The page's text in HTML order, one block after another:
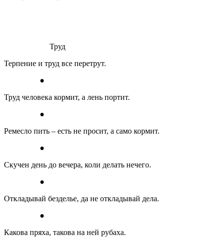
Труд
Терпение и труд все перетрут.
●
Труд человека кормит, а лень портит.
●
Ремесло пить – есть не просит, а само кормит.
●
Скучен день до вечера, коли делать нечего.
●
Откладывай безделье, да не откладывай дела.
●
Какова пряха, такова на ней рубаха.